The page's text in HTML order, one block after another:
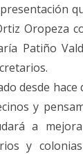
Oropeza
Patiño
desde hace
y
a
y